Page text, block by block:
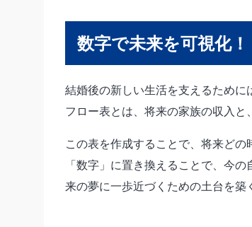
数字で未来を可視化
結婚後の新しい生活を支えるため
フロー表とは、将来の家族の収入と
この表を作成することで、将来ど
「数字」に置き換えることで、今
来の夢に一歩近づくための土台を築